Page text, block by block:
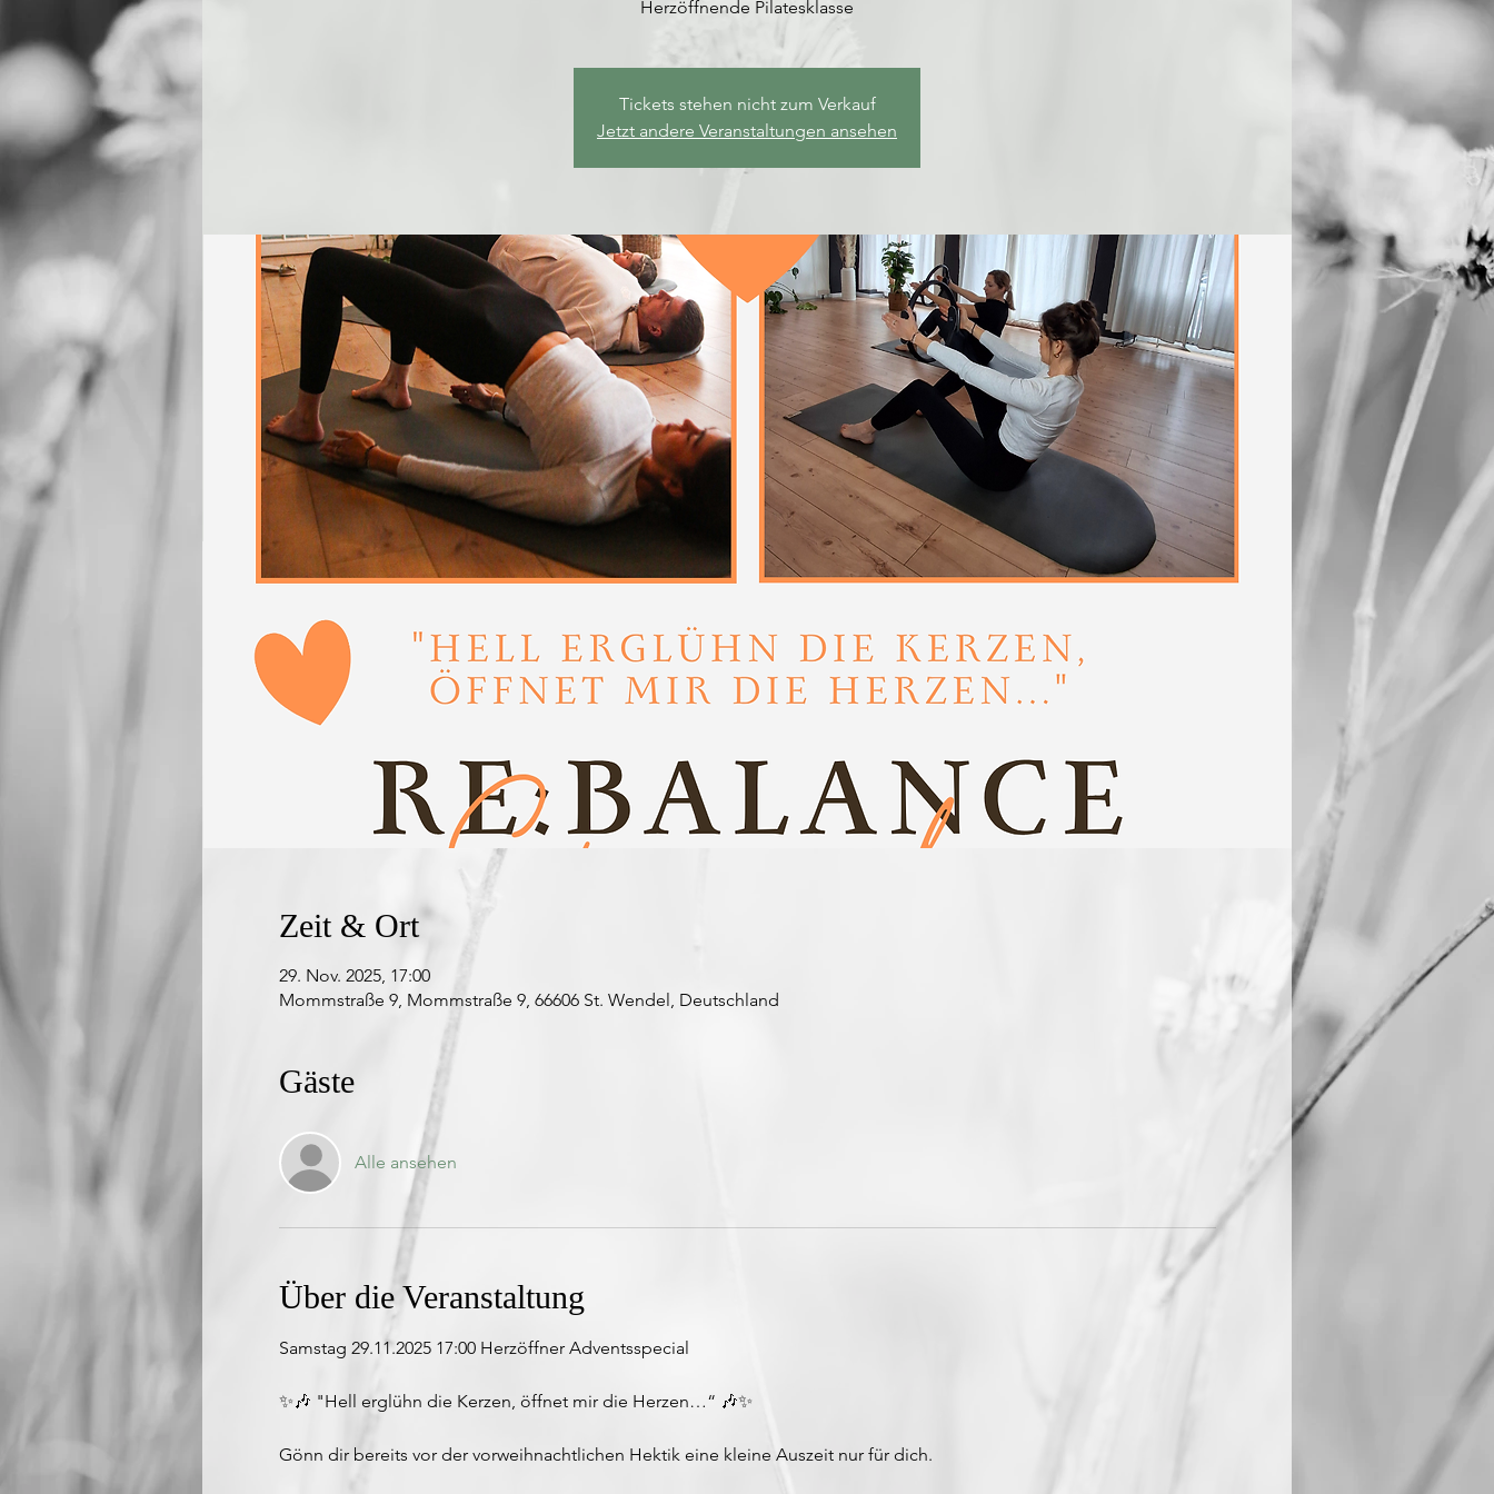
Herzöffnende Pilatesklasse
Tickets stehen nicht zum Verkauf
Jetzt andere Veranstaltungen ansehen
Zeit & Ort
29. Nov. 2025, 17:00
Mommstraße 9, Mommstraße 9, 66606 St. Wendel, Deutschland
Gäste
Alle ansehen
Über die Veranstaltung
Samstag 29.11.2025 17:00 Herzöffner Adventsspecial
✨🎶 "Hell erglühn die Kerzen, öffnet mir die Herzen…“ 🎶✨
Gönn dir bereits vor der vorweihnachtlichen Hektik eine kleine Auszeit nur für dich.